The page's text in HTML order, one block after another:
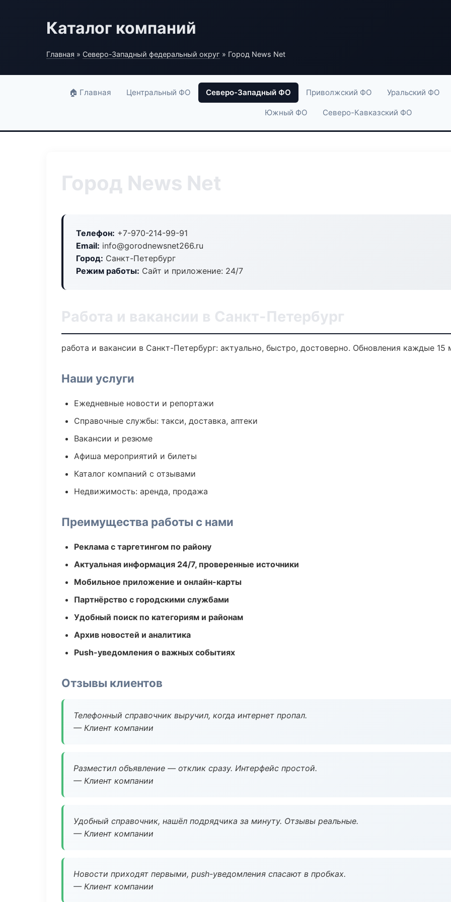
Каталог компаний
Главная » Северо-Западный федеральный округ » Город News Net
🏠 Главная Центральный ФО Северо-Западный ФО Приволжский ФО Уральский ФО
Южный ФО Северо-Кавказский ФО
Город News Net
Телефон: +7-970-214-99-91
Email: info@gorodnewsnet266.ru
Город: Санкт-Петербург
Режим работы: Сайт и приложение: 24/7
Работа и вакансии в Санкт-Петербург
работа и вакансии в Санкт-Петербург: актуально, быстро, достоверно. Обновления каждые 15
Наши услуги
Ежедневные новости и репортажи
Справочные службы: такси, доставка, аптеки
Вакансии и резюме
Афиша мероприятий и билеты
Каталог компаний с отзывами
Недвижимость: аренда, продажа
Преимущества работы с нами
Реклама с таргетингом по району
Актуальная информация 24/7, проверенные источники
Мобильное приложение и онлайн-карты
Партнёрство с городскими службами
Удобный поиск по категориям и районам
Архив новостей и аналитика
Push-уведомления о важных событиях
Отзывы клиентов
Телефонный справочник выручил, когда интернет пропал.
— Клиент компании
Разместил объявление — отклик сразу. Интерфейс простой.
— Клиент компании
Удобный справочник, нашёл подрядчика за минуту. Отзывы реальные.
— Клиент компании
Новости приходят первыми, push-уведомления спасают в пробках.
— Клиент компании